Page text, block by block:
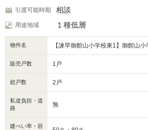
・シューズクローク
・照明、エアコン1基設置済み！
・食洗機、浴室乾燥機付きで家事の時短に！
・断熱等性能等級5等級
■2026年8月完成予定
※工期の影響で変更になる可能性がございます。
ご予約状況により、ご希望に添えない場合がござ
い。
引渡可能時期 相談
用途地域 １種低層
物件名 【諫早御館山小学校東1】御館山
販売戸数 1戸
総戸数 2戸
私道負担・道
路
無
建ぺい率・容